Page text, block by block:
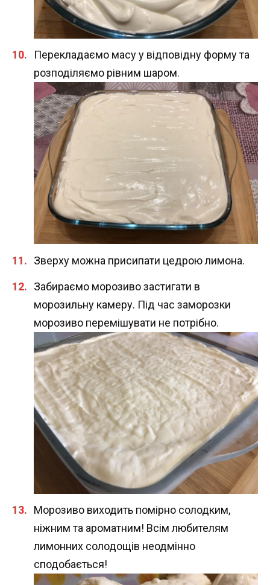
Перекладаємо масу у відповідну форму та
розподіляємо рівним шаром.
Зверху можна присипати цедрою лимона.
Забираємо морозиво застигати в
морозильну камеру. Під час заморозки
морозиво перемішувати не потрібно.
Морозиво виходить помірно солодким,
ніжним та ароматним! Всім любителям
лимонних солодощів неодмінно
сподобається!